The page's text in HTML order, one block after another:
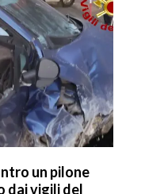
un pilone
dai vigili del